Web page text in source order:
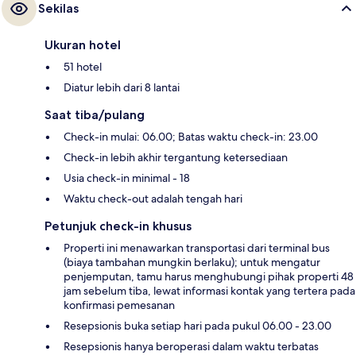
Sekilas
Ukuran hotel
51 hotel
Diatur lebih dari 8 lantai
Saat tiba/pulang
Check-in mulai: 06.00; Batas waktu check-in: 23.00
Check-in lebih akhir tergantung ketersediaan
Usia check-in minimal - 18
Waktu check-out adalah tengah hari
Petunjuk check-in khusus
Properti ini menawarkan transportasi dari terminal bus
(biaya tambahan mungkin berlaku); untuk mengatur
penjemputan, tamu harus menghubungi pihak properti 48
jam sebelum tiba, lewat informasi kontak yang tertera pada
konfirmasi pemesanan
Resepsionis buka setiap hari pada pukul 06.00 - 23.00
Resepsionis hanya beroperasi dalam waktu terbatas